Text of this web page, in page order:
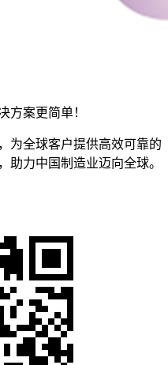
方案更简单！
为全球客户提供高效可靠的
助力中国制造业迈向全球。